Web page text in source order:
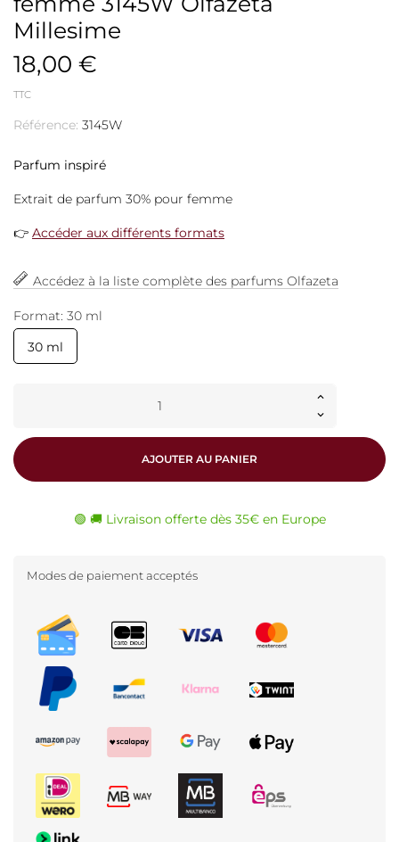
Millesime
18,00 €
TTC
Référence: 3145W
Parfum inspiré
Extrait de parfum 30% pour femme
👉 Accéder aux différents formats
Accédez à la liste complète des parfums Olfazeta
Format: 30 ml
30 ml
AJOUTER AU PANIER
🟢 🚚 Livraison offerte dès 35€ en Europe
Modes de paiement acceptés